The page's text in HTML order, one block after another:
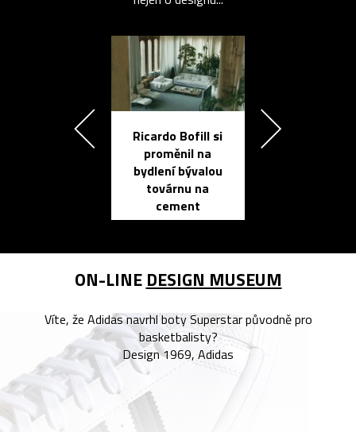
Ricardo Bofill si
proměnil na
bydlení bývalou
továrnu na
cement
ON-LINE DESIGN MUSEUM
Víte, že Adidas navrhl boty Superstar původně pro
basketbalisty?
Design 1969, Adidas